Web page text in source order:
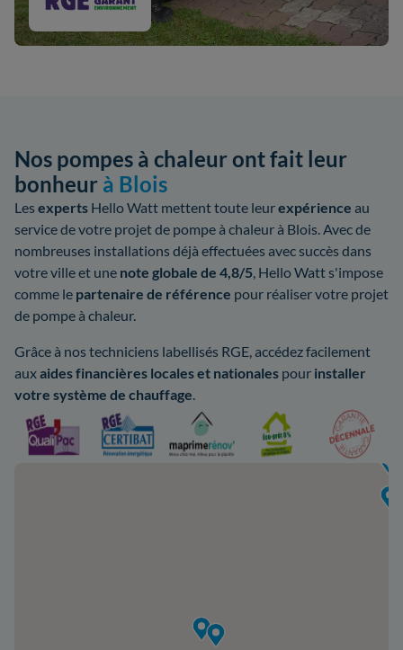
Nos pompes à chaleur ont fait leur
bonheur à Blois
Les experts Hello Watt mettent toute leurexpérience au
service de votre projet de pompe à chaleur à Blois. Avec de
nombreuses installations déjà effectuées avec succès dans
votre ville et une note globale de 4,8/5, Hello Watt s'impose
comme le partenaire de référence pour réaliser votre projet
de pompe à chaleur.
Grâce à nos techniciens labellisés RGE, accédez facilement
auxaidesfinancières localeset nationales pour installer
votre système de chauffage.